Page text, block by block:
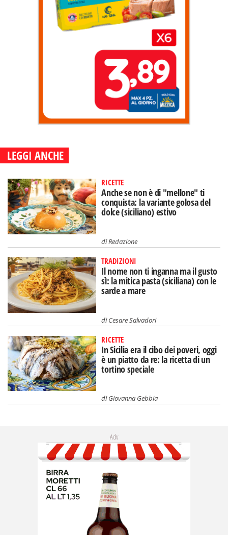
LEGGI ANCHE
RICETTE
Anche se non è di "mellone" ti
conquista: la variante golosa del
dolce (siciliano) estivo
diRedazione
TRADIZIONI
Il nome non ti inganna ma il gusto
sì: la mitica pasta (siciliana) con le
sarde a mare
diCesare Salvadori
RICETTE
In Sicilia era il cibo dei poveri, oggi
è un piatto da re: la ricetta di un
tortino speciale
diGiovanna Gebbia
Adv